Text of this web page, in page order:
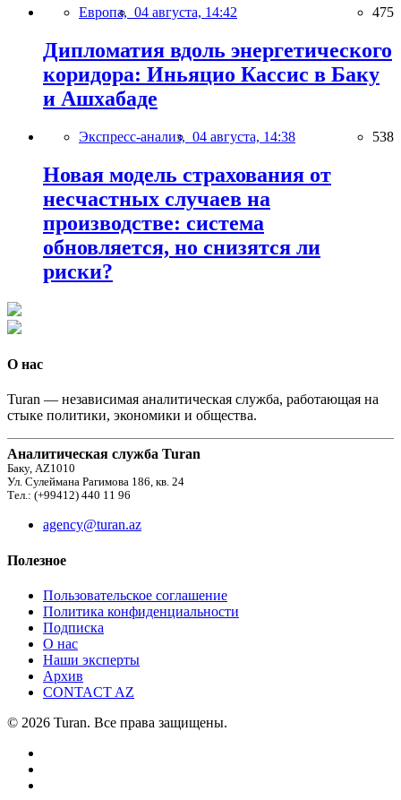
Европа, 04 августа, 14:42 475
Дипломатия вдоль энергетического
коридора: Иньяцио Кассис в Баку
и Ашхабаде
Экспресс-анализ, 04 августа, 14:38 538
Новая модель страхования от
несчастных случаев на
производстве: система
обновляется, но снизятся ли
риски?
О нас
Turan — независимая аналитическая служба, работающая на
стыке политики, экономики и общества.
Аналитическая служба Turan
Баку, AZ1010
Ул. Сулеймана Рагимова 186, кв. 24
Тел.: (+99412) 440 11 96
agency@turan.az
Полезное
Пользовательское соглашение
Политика конфиденциальности
Подписка
О нас
Наши эксперты
Архив
CONTACT AZ
© 2026 Turan. Все права защищены.